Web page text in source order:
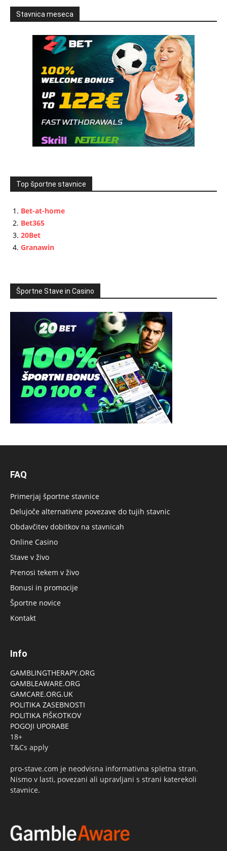
Stavnica meseca
Top športne stavnice
Bet-at-home
Bet365
20Bet
Granawin
Športne Stave in Casino
FAQ
Primerjaj športne stavnice
Delujoče alternativne povezave do tujih stavnic
Obdavčitev dobitkov na stavnicah
Online Casino
Stave v živo
Prenosi tekem v živo
Bonusi in promocije
Športne novice
Kontakt
Info
GAMBLINGTHERAPY.ORG
GAMBLEAWARE.ORG
GAMCARE.ORG.UK
POLITIKA ZASEBNOSTI
POLITIKA PIŠKOTKOV
POGOJI UPORABE
18+
T&Cs apply
pro-stave.com je neodvisna informativna spletna stran.
Nismo v lasti, povezani ali upravljani s strani katerekoli
stavnice.